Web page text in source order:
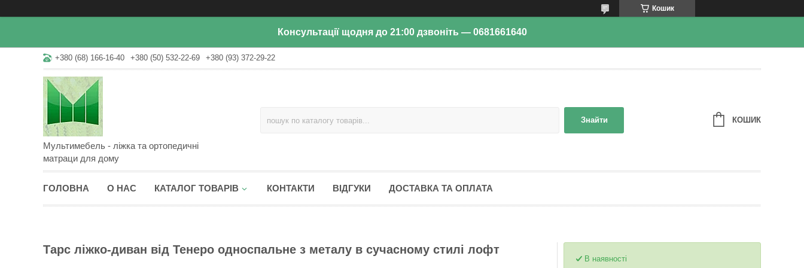
Кошик
Консультації щодня до 21:00 дзвоніть — 0681661640
+380 (68) 166-16-40 +380 (50) 532-22-69 +380 (93) 372-29-22
Мультимебель - ліжка та ортопедичні
матраци для дому
Знайти КОШИК
ГОЛОВНА О НАС КАТАЛОГ ТОВАРІВ КОНТАКТИ ВІДГУКИ ДОСТАВКА ТА ОПЛАТА
Тарс ліжко-диван від Тенеро односпальне з металу в сучасному стилі лофт
В наявності